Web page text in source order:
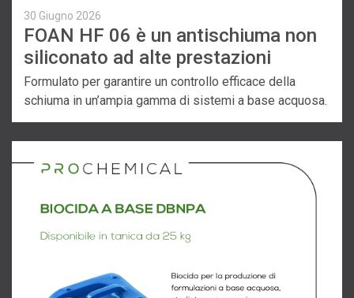
30 Giugno 2026
FOAN HF 06 è un antischiuma non
siliconato ad alte prestazioni
Formulato per garantire un controllo efficace della
schiuma in un’ampia gamma di sistemi a base acquosa.